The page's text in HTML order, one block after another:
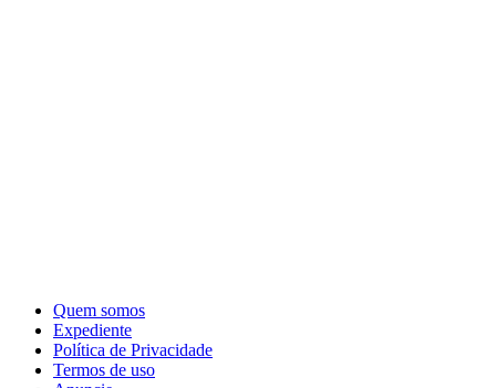
Quem somos
Expediente
Política de Privacidade
Termos de uso